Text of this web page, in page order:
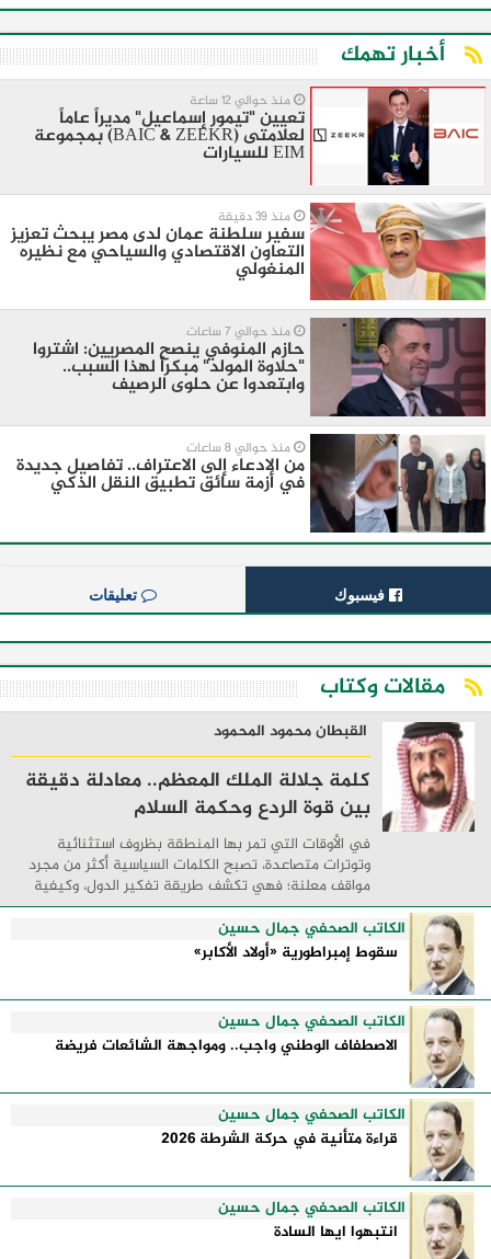
أخبار تهمك
منذ حوالي 12 ساعة
تعيين "تيمور إسماعيل" مديراً عاماً
لعلامتى (BAIC & ZEEKR) بمجموعة
EIM للسيارات
منذ 39 دقيقة
سفير سلطنة عمان لدى مصر يبحث تعزيز
التعاون الاقتصادي والسياحي مع نظيره
المنغولي ​
منذ حوالي 7 ساعات
​حازم المنوفي ينصح المصريين: اشتروا
"حلاوة المولد" مبكراً لهذا السبب..
وابتعدوا عن حلوى الرصيف
منذ حوالي 8 ساعات
من الادعاء إلى الاعتراف.. تفاصيل جديدة
في أزمة سائق تطبيق النقل الذكي
فيسبوك تعليقات
مقالات وكتاب
القبطان محمود المحمود
كلمة جلالة الملك المعظم.. معادلة دقيقة
بين قوة الردع وحكمة السلام
في الأوقات التي تمر بها المنطقة بظروف استثنائية
وتوترات متصاعدة، تصبح الكلمات السياسية أكثر من مجرد
مواقف معلنة؛ فهي تكشف طريقة تفكير الدول، وكيفية
إدارتها للأزمات، والحدود التي تفصل بين القوة ...
الكاتب الصحفي جمال حسين
سقوط إمبراطورية «أولاد الأكابر»
الكاتب الصحفي جمال حسين
الاصطفاف الوطني واجب.. ومواجهة الشائعات فريضة
الكاتب الصحفي جمال حسين
قراءة متأنية في حركة الشرطة 2026
الكاتب الصحفي جمال حسين
انتبهوا ايها السادة